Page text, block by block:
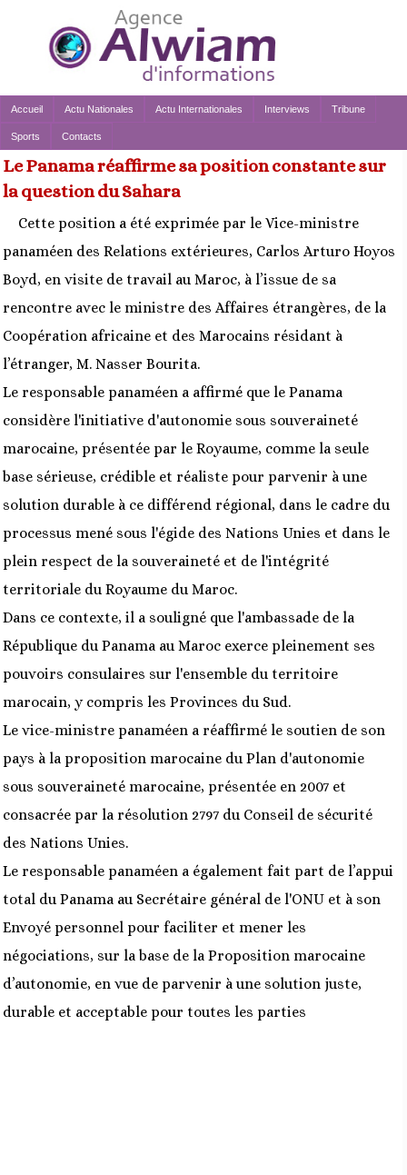
Accueil Actu Nationales Actu Internationales Interviews Tribune
Sports Contacts
Le Panama réaffirme sa position constante sur
la question du Sahara
Cette position a été exprimée par le Vice-ministre
panaméen des Relations extérieures, Carlos Arturo Hoyos
Boyd, en visite de travail au Maroc, à l’issue de sa
rencontre avec le ministre des Affaires étrangères, de la
Coopération africaine et des Marocains résidant à
l’étranger, M. Nasser Bourita.
Le responsable panaméen a affirmé que le Panama
considère l'initiative d'autonomie sous souveraineté
marocaine, présentée par le Royaume, comme la seule
base sérieuse, crédible et réaliste pour parvenir à une
solution durable à ce différend régional, dans le cadre du
processus mené sous l'égide des Nations Unies et dans le
plein respect de la souveraineté et de l'intégrité
territoriale du Royaume du Maroc.
Dans ce contexte, il a souligné que l'ambassade de la
République du Panama au Maroc exerce pleinement ses
pouvoirs consulaires sur l'ensemble du territoire
marocain, y compris les Provinces du Sud.
Le vice-ministre panaméen a réaffirmé le soutien de son
pays à la proposition marocaine du Plan d'autonomie
sous souveraineté marocaine, présentée en 2007 et
consacrée par la résolution 2797 du Conseil de sécurité
des Nations Unies.
Le responsable panaméen a également fait part de l’appui
total du Panama au Secrétaire général de l'ONU et à son
Envoyé personnel pour faciliter et mener les
négociations, sur la base de la Proposition marocaine
d’autonomie, en vue de parvenir à une solution juste,
durable et acceptable pour toutes les parties